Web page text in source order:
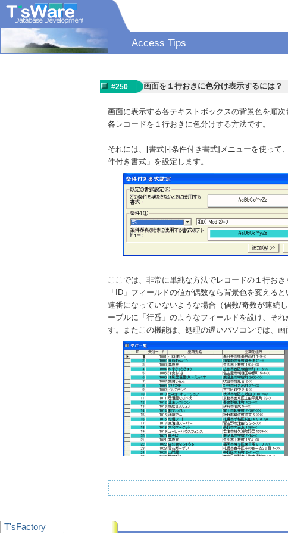
Access Tips
#250 画面を１行おきに色分け表示するには？
画面に表示する各テキストボックスの背景色を順
各レコードを１行おきに色分けする方法です。
それには、[書式]-[条件付き書式]メニューを使って
件付き書式」を設定します。
ここでは、非常に単純な方法でレコードの１行おき
「ID」フィールドの値が偶数なら背景色を変える
連番になっていないような場合（偶数/奇数が連続
ーブルに「行番」のようなフィールドを設け、そ
す。またこの機能は、処理の遅いパソコンでは、
T'sFactory